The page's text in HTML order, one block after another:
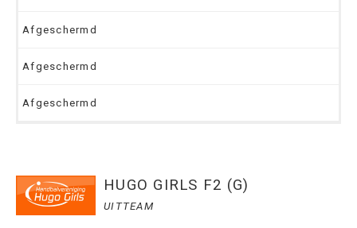
Afgeschermd
Afgeschermd
Afgeschermd
HUGO GIRLS F2 (G)
UITTEAM